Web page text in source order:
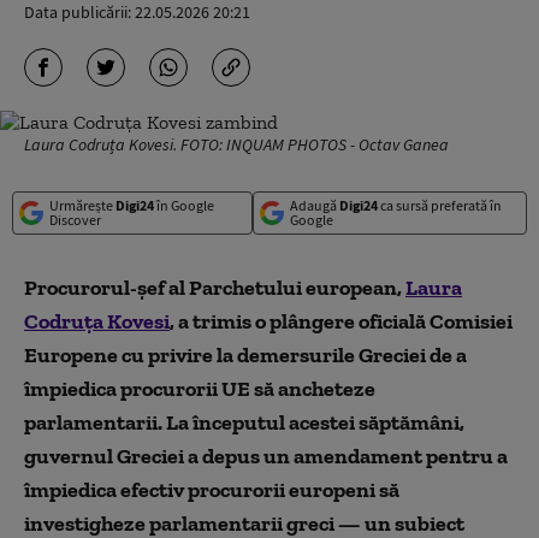
Data publicării:22.05.2026 20:21
Laura Codruța Kovesi. FOTO: INQUAM PHOTOS - Octav Ganea
Urmărește Digi24în Google
Discover
Adaugă Digi24ca sursă preferată în
Google
Procurorul-șef al Parchetului european,Laura
Codruța Kovesi, a trimis o plângere oficială Comisiei
Europene cu privire la demersurile Greciei de a
împiedica procurorii UE să ancheteze
parlamentarii. La începutul acestei săptămâni,
guvernul Greciei a depus un amendament pentru a
împiedica efectiv procurorii europeni să
investigheze parlamentarii greci — un subiect